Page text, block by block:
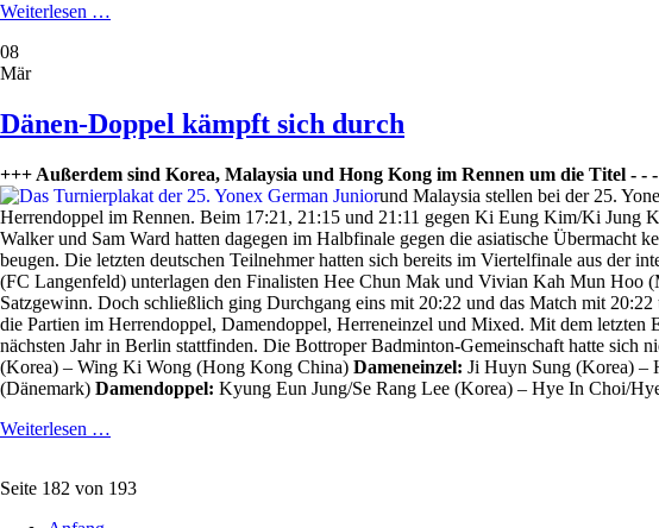
Weiterlesen …
08
Mär
Dänen-Doppel kämpft sich durch
+++ Außerdem sind Korea, Malaysia und Hong Kong im Rennen um die Titel - -
und Malaysia stellen bei der 25.
Herrendoppel im Rennen. Beim 17:21, 21:15 und 21:11 gegen Ki Eung Kim/Ki Jung
Walker und Sam Ward hatten dagegen im Halbfinale gegen die asiatische Übermacht
beugen. Die letzten deutschen Teilnehmer hatten sich bereits im Viertelfinale aus der
(FC Langenfeld) unterlagen den Finalisten Hee Chun Mak und Vivian Kah Mun Hoo
Satzgewinn. Doch schließlich ging Durchgang eins mit 20:22 und das Match mit
die Partien im Herrendoppel, Damendoppel, Herreneinzel und Mixed. Mit dem
nächsten Jahr in Berlin stattfinden. Die Bottroper Badminton-Gemeinschaft hatte sich
(Korea) – Wing Ki Wong (Hong Kong China) Dameneinzel: Ji Huyn Sung (Korea) –
(Dänemark) Damendoppel: Kyung Eun Jung/Se Rang Lee (Korea) – Hye In Choi/
Weiterlesen …
sich
Seite 182 von 193